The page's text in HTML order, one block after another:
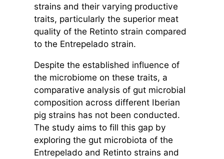
strains and their varying productive
traits, particularly the superior meat
quality of the Retinto strain compared
to the Entrepelado strain.
Despite the established influence of
the microbiome on these traits, a
comparative analysis of gut microbial
composition across different Iberian
pig strains has not been conducted.
The study aims to fill this gap by
exploring the gut microbiota of the
Entrepelado and Retinto strains and